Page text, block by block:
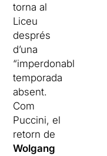
torna al
Liceu
després
d’una
“imperdonable”
temporada
absent.
Com
Puccini, el
retorn de
Wolgang